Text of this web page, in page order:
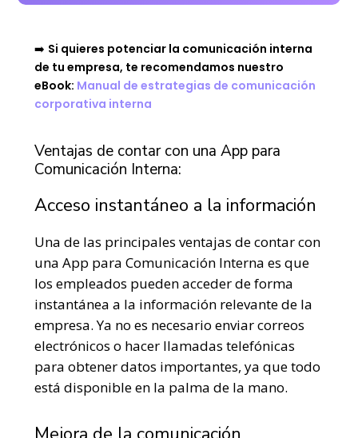
➡️ Si quieres potenciar la comunicación interna
de tu empresa, te recomendamos nuestro
eBook: Manual de estrategias de comunicación
corporativa interna
Ventajas de contar con una App para
Comunicación Interna:
Acceso instantáneo a la información
Una de las principales ventajas de contar con
una App para Comunicación Interna es que
los empleados pueden acceder de forma
instantánea a la información relevante de la
empresa. Ya no es necesario enviar correos
electrónicos o hacer llamadas telefónicas
para obtener datos importantes, ya que todo
está disponible en la palma de la mano.